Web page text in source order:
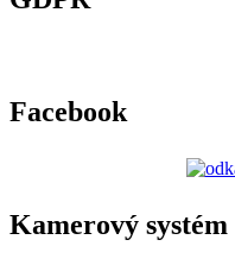
Facebook
Kamerový systém